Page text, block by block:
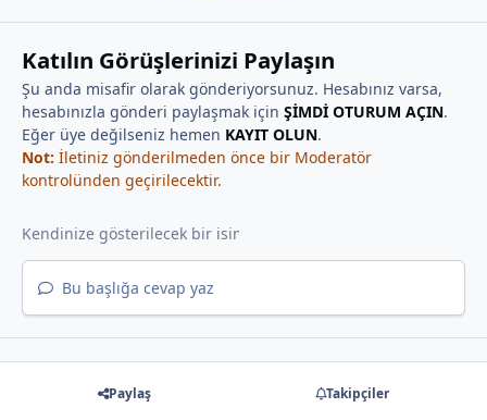
Katılın Görüşlerinizi Paylaşın
Şu anda misafir olarak gönderiyorsunuz. Hesabınız varsa,
hesabınızla gönderi paylaşmak için ŞİMDİ OTURUM AÇIN.
Eğer üye değilseniz hemen KAYIT OLUN.
Not: İletiniz gönderilmeden önce bir Moderatör
kontrolünden geçirilecektir.
Bu başlığa cevap yaz
Paylaş Takipçiler